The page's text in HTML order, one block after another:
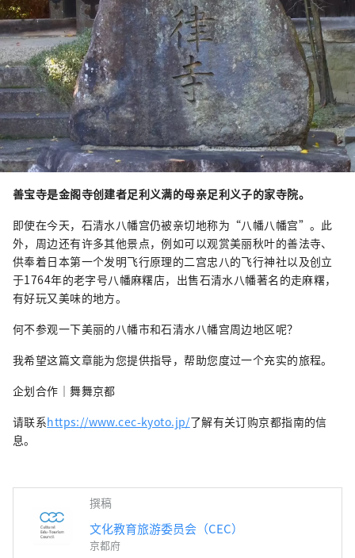
善宝寺是金阁寺创建者足利义满的母亲足利义子的家寺院。
即使在今天，石清水八幡宫仍被亲切地称为“八幡八幡宫”。此
外，周边还有许多其他景点，例如可以观赏美丽秋叶的善法寺、
供奉着日本第一个发明飞行原理的二宫忠八的飞行神社以及创立
于1764年的老字号八幡麻糬店，出售石清水八幡著名的走麻糬，
有好玩又美味的地方。
何不参观一下美丽的八幡市和石清水八幡宫周边地区呢？
我希望这篇文章能为您提供指导，帮助您度过一个充实的旅程。
企划合作｜舞舞京都
请联系https://www.cec-kyoto.jp/了解有关订购京都指南的信
息。
撰稿
文化教育旅游委员会（CEC）
京都府